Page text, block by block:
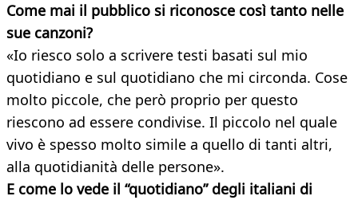
Come mai il pubblico si riconosce così tanto nelle
sue canzoni?
«Io riesco solo a scrivere testi basati sul mio
quotidiano e sul quotidiano che mi circonda. Cose
molto piccole, che però proprio per questo
riescono ad essere condivise. Il piccolo nel quale
vivo è spesso molto simile a quello di tanti altri,
alla quotidianità delle persone».
E come lo vede il “quotidiano” degli italiani di